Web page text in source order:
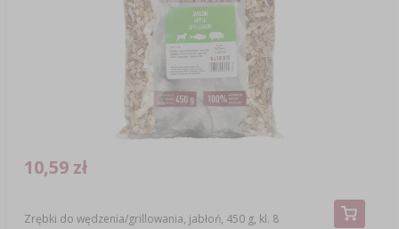
Zrębki do wędzenia/grillowania, jabłoń, 450 g, kl. 8
10,59 zł